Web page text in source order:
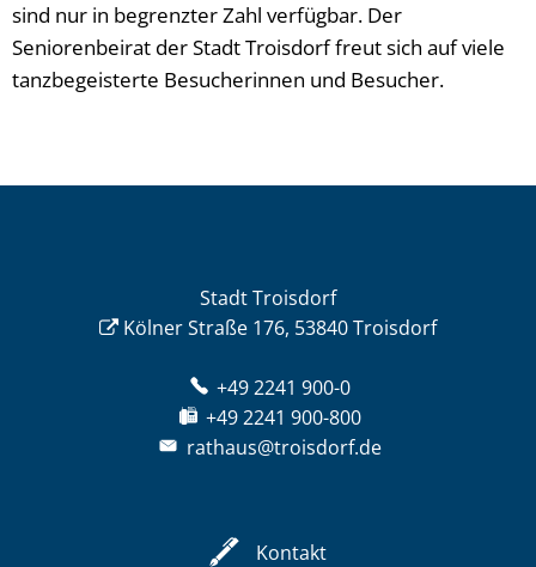
sind nur in begrenzter Zahl verfügbar. Der
Seniorenbeirat der Stadt Troisdorf freut sich auf viele
tanzbegeisterte Besucherinnen und Besucher.
Stadt Troisdorf
Kölner Straße 176, 53840 Troisdorf
+49 2241 900-0
+49 2241 900-800
rathaus@troisdorf.de
Kontakt